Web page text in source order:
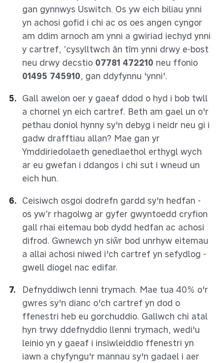
gan gynnwys Uswitch. Os yw eich biliau ynni
yn achosi gofid i chi ac os oes angen cyngor
am ddim arnoch am ynni a gwiriad iechyd ynni
y cartref, ’cysylltwch ân tîm ynni drwy e-bost
neu drwy decstio 07781 472210 neu ffonio
01495 745910, gan ddyfynnu 'ynni'.
Gall awelon oer y gaeaf ddod o hyd i bob twll
a chornel yn eich cartref. Beth am gael un o'r
pethau doniol hynny sy'n debyg i neidr neu gi i
gadw drafftiau allan? Mae gan yr
Ymddiriedolaeth genedlaethol erthygl wych
ar eu gwefan i ddangos i chi sut i wneud un
eich hun.
Ceisiwch osgoi dodrefn gardd sy'n hedfan -
os yw’r rhagolwg ar gyfer gwyntoedd cryfion
gall rhai eitemau bob dydd hedfan ac achosi
difrod. Gwnewch yn siŵr bod unrhyw eitemau
a allai achosi niwed i'ch cartref yn sefydlog -
gwell diogel nac edifar.
Defnyddiwch lenni trymach. Mae tua 40% o'r
gwres sy'n dianc o'ch cartref yn dod o
ffenestri heb eu gorchuddio. Gallwch chi atal
hyn trwy ddefnyddio llenni trymach, wedi'u
leinio yn y gaeaf i insiwleiddio ffenestri yn
iawn a chyfyngu'r mannau sy'n gadael i aer